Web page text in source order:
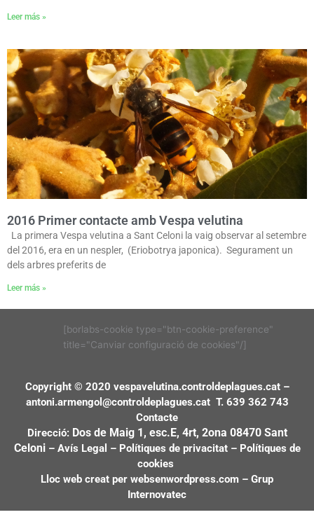
Leer más »
2016 Primer contacte amb Vespa velutina
La primera Vespa velutina a Sant Celoni la vaig observar al setembre
del 2016, era en un nespler, (Eriobotrya japonica). Segurament un
dels arbres preferits de
Leer más »
[borlabs-cookie type="btn-cookie-preference"
title="Canviar configuració de cookies"/]
Copyright © 2020 vespavelutina.controldeplagues.cat –
antoni.armengol@controldeplagues.cat T. 639 362 743
Contacte
Direcció: Dos de Maig 1, esc.E, 4rt, 2ona 08470 Sant
Celoni– Avís Legal – Polítiques de privacitat– Polítiques de
cookies
Lloc web creat per websenwordpress.com – Grup
Internovatec